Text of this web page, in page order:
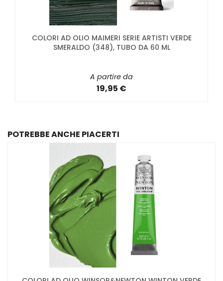
COLORI AD OLIO MAIMERI SERIE ARTISTI VERDE
SMERALDO (348), TUBO DA 60 ML
A partire da
19,95 €
POTREBBE ANCHE PIACERTI